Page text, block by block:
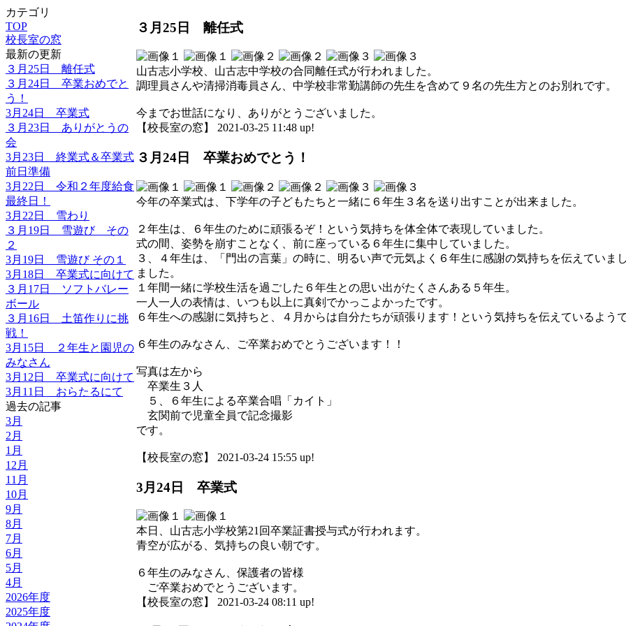
カテゴリ
TOP
校長室の窓
最新の更新
３月25日 離任式
３月24日 卒業おめでと
う！
3月24日 卒業式
３月23日 ありがとうの
会
3月23日 終業式＆卒業式
前日準備
3月22日 令和２年度給食
最終日！
3月22日 雪わり
３月19日 雪遊び その
２
3月19日 雪遊び その１
3月18日 卒業式に向けて
３月17日 ソフトバレー
ボール
３月16日 土笛作りに挑
戦！
3月15日 ２年生と園児の
みなさん
3月12日 卒業式に向けて
3月11日 おらたるにて
過去の記事
3月
2月
1月
12月
11月
10月
9月
8月
7月
6月
5月
4月
2026年度
2025年度
３月25日 離任式
山古志小学校、山古志中学校の合同離任式が行われました。
調理員さんや清掃消毒員さん、中学校非常勤講師の先生を含めて９名の先生方とのお別れです。
今までお世話になり、ありがとうございました。
【校長室の窓】 2021-03-25 11:48 up!
３月24日 卒業おめでとう！
今年の卒業式は、下学年の子どもたちと一緒に６年生３名を送り出すことが出来ました。
２年生は、６年生のために頑張るぞ！という気持ちを体全体で表現していました。
式の間、姿勢を崩すことなく、前に座っている６年生に集中していました。
３、４年生は、「門出の言葉」の時に、明るい声で元気よく６年生に感謝の気持ちを伝えていま
ました。
１年間一緒に学校生活を過ごした６年生との思い出がたくさんある５年生。
一人一人の表情は、いつも以上に真剣でかっこよかったです。
６年生への感謝に気持ちと、４月からは自分たちが頑張ります！という気持ちを伝えているよう
６年生のみなさん、ご卒業おめでとうございます！！
写真は左から
卒業生３人
５、６年生による卒業合唱「カイト」
玄関前で児童全員で記念撮影
です。
【校長室の窓】 2021-03-24 15:55 up!
3月24日 卒業式
本日、山古志小学校第21回卒業証書授与式が行われます。
青空が広がる、気持ちの良い朝です。
６年生のみなさん、保護者の皆様
ご卒業おめでとうございます。
【校長室の窓】 2021-03-24 08:11 up!